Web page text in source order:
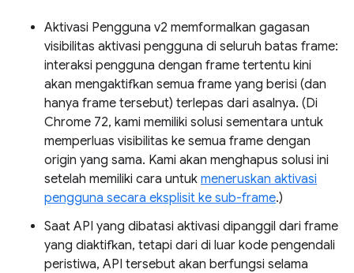
Aktivasi Pengguna v2 memformalkan gagasan
visibilitas aktivasi pengguna di seluruh batas frame:
interaksi pengguna dengan frame tertentu kini
akan mengaktifkan semua frame yang berisi (dan
hanya frame tersebut) terlepas dari asalnya. (Di
Chrome 72, kami memiliki solusi sementara untuk
memperluas visibilitas ke semua frame dengan
origin yang sama. Kami akan menghapus solusi ini
setelah memiliki cara untuk meneruskan aktivasi
pengguna secara eksplisit ke sub-frame.)
Saat API yang dibatasi aktivasi dipanggil dari frame
yang diaktifkan, tetapi dari di luar kode pengendali
peristiwa, API tersebut akan berfungsi selama